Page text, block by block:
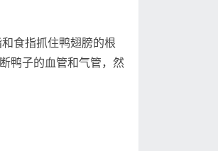
食指抓住鸭翅膀的根
鸭子的血管和气管，然